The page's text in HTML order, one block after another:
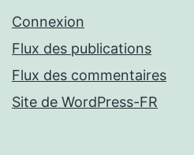
Connexion
Flux des publications
Flux des commentaires
Site de WordPress-FR